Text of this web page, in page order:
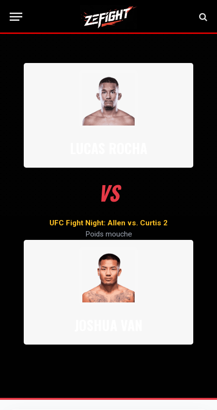
VS
UFC Fight Night: Allen vs. Curtis 2
Poids mouche